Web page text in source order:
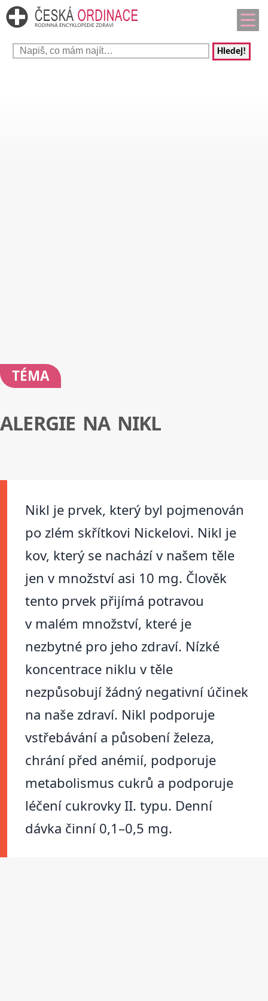
Hledej!
TÉMA
ALERGIE NA NIKL
Nikl je prvek, který byl pojmenován
po zlém skřítkovi Nickelovi. Nikl je
kov, který se nachází v našem těle
jen v množství asi 10 mg. Člověk
tento prvek přijímá potravou
v malém množství, které je
nezbytné pro jeho zdraví. Nízké
koncentrace niklu v těle
nezpůsobují žádný negativní účinek
na naše zdraví. Nikl podporuje
vstřebávání a působení železa,
chrání před anémií, podporuje
metabolismus cukrů a podporuje
léčení cukrovky II. typu. Denní
dávka činní 0,1–0,5 mg.